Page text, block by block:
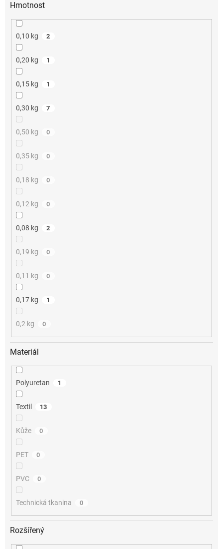
Hmotnost
0,10 kg 2
0,20 kg 1
0,15 kg 1
0,30 kg 7
0,50 kg 0
0,35 kg 0
0,18 kg 0
0,12 kg 0
0,08 kg 2
0,19 kg 0
0,11 kg 0
0,17 kg 1
0,2 kg 0
Materiál
Polyuretan 1
Textil 13
Kůže 0
PET 0
PVC 0
Technická tkanina 0
Rozšířený